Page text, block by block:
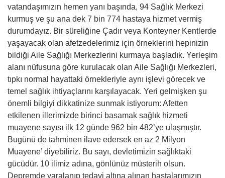
vatandaşımızın hemen yanı başında, 94 Sağlık Merkezi
kurmuş ve şu ana dek 7 bin 774 hastaya hizmet vermiş
durumdayız. Bir süreliğine Çadır veya Konteyner Kentlerde
yaşayacak olan afetzedelerimiz için örneklerini hepinizin
bildiği Aile Sağlığı Merkezlerini kurmaya başladık. Yerleşim
alanı nüfusuna göre kurulacak olan Aile Sağlığı Merkezleri,
tıpkı normal hayattaki örnekleriyle aynı işlevi görecek ve
temel sağlık ihtiyaçlarını karşılayacak. Yeri gelmişken şu
önemli bilgiyi dikkatinize sunmak istiyorum: Afetten
etkilenen illerimizde birinci basamak sağlık hizmeti
muayene sayısı ilk 12 günde 962 bin 482’ye ulaşmıştır.
Bugünü de tahminen ilave edersek en az 2 Milyon
Muayene’ diyebiliriz. Bu sayı, devletimizin sağlıktaki
gücüdür. 10 ilimiz adına, gönlünüz müsterih olsun.
Depremde yaralanıp tedavi altına alınan hastalarımızın